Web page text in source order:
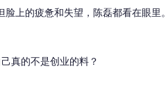
上的疲惫和失望，陈磊都看在眼里。
真的不是创业的料？